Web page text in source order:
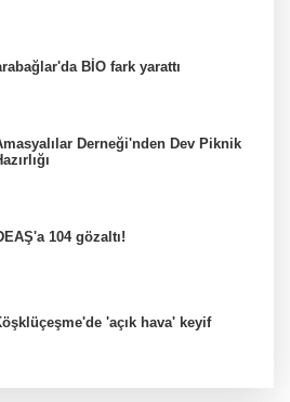
BİO fark yarattı
Derneği'nden Dev Piknik
104 gözaltı!
'açık hava' keyif